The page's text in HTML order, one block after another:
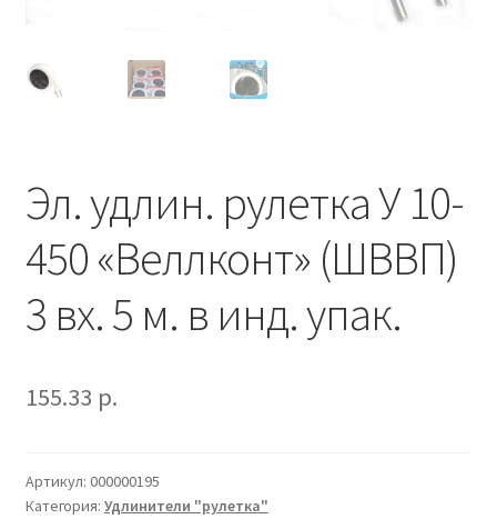
Оформление заказа
Эл. удлин. рулетка У 10-
450 «Веллконт» (ШВВП)
3 вх. 5 м. в инд. упак.
155.33 р.
Артикул: 000000195
Категория: Удлинители "рулетка"